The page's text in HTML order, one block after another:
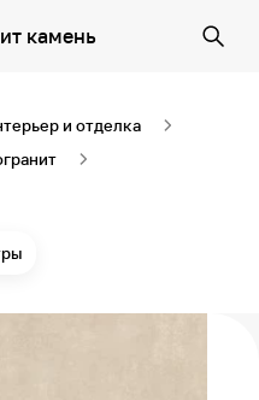
камень
и отделка